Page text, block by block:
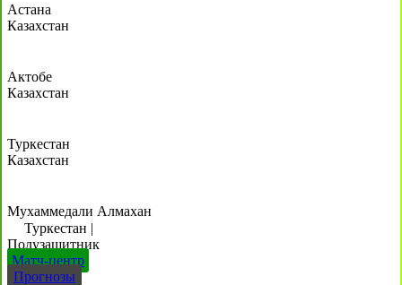
Астана
Казахстан
Актобе
Казахстан
Туркестан
Казахстан
Мухаммедали Алмахан
Туркестан |
Полузащитник
Матч-центр
Прогнозы